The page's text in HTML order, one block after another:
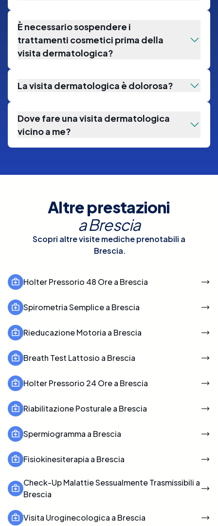
È necessario sospendere i
trattamenti cosmetici prima della
visita dermatologica?
La visita dermatologica è dolorosa?
Dove fare una visita dermatologica
vicino a me?
Altre prestazioni
aBrescia
Scopri altre visite mediche prenotabili a
Brescia.
Holter Pressorio 48 Ore a Brescia
Spirometria Semplice a Brescia
Rieducazione Motoria a Brescia
Breath Test Lattosio a Brescia
Holter Pressorio 24 Ore a Brescia
Riabilitazione Posturale a Brescia
Spermiogramma a Brescia
Fisiokinesiterapia a Brescia
Check-Up Malattie Sessualmente Trasmissibili a
Brescia
Visita Uroginecologica a Brescia